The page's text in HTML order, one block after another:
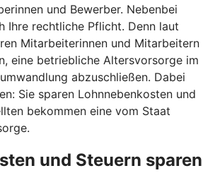
und Bewerber. Nebenbei
Ihre rechtliche Pflicht. Denn laut
Mitarbeiterinnen und Mitarbeitern
eine betriebliche Altersvorsorge im
abzuschließen. Dabei
Sie sparen Lohnnebenkosten und
bekommen eine vom Staat
und Steuern sparen